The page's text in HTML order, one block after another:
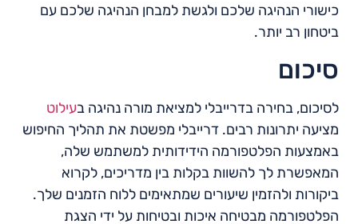
כישורי הנהיגה שלכם ולגשת למבחן הנהיגה שלכם עם
ביטחון רב יותר.
סיכום
לסיכום, בחירה בדרייבלי למציאת מורה נהיגה בעילוט
מציעה יתרונות רבים. דרייבלי מפשטת את תהליך החיפוש
באמצעות הפלטפורמה הידידותית למשתמש שלה,
המאפשרת לך להשוות בקלות בין מדריכים, לקרוא
ביקורות ולהזמין שיעורים שמתאימים ללוח הזמנים שלך.
הפלטפורמה מבטיחה איכות ובטיחות על ידי הצגת